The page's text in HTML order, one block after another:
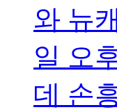
와 뉴
일 오
데 손